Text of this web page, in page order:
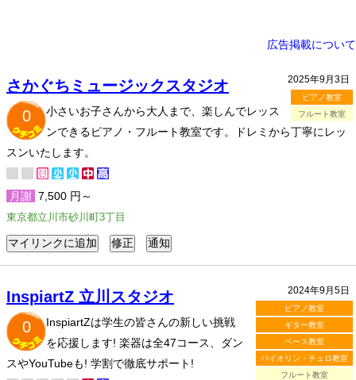
広告掲載について
2025年9月3日
ピアノ教室
フルート教室
さかぐちミュージックスタジオ
0
小さいお子さんから大人まで、楽しんでレッス
ンできるピアノ・フルート教室です。ドレミから丁寧にレッ
スンいたします。
月謝 7,500 円～
東京都立川市砂川町3丁目
2024年9月5日
ピアノ教室
ギター教室
ベース教室
バイオリン・チェロ教室
フルート教室
InspiartZ 立川スタジオ
0
InspiartZは学生の皆さんの新しい挑戦
を応援します! 楽器は全47コース、ダン
スやYouTubeも! 学割で徹底サポート!